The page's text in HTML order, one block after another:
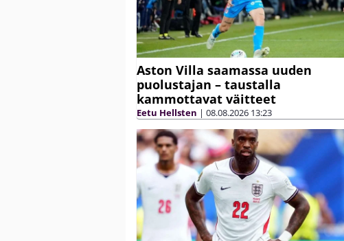
Aston Villa saamassa uuden
puolustajan – taustalla
kammottavat väitteet
Eetu Hellsten | 08.08.2026 13:23